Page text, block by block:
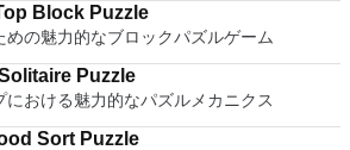
Block Puzzle
めの魅力的なブロックパズルゲーム
Puzzle
における魅力的なパズルメカニクス
Sort Puzzle